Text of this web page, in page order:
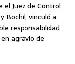
el Juez de Control
Bochil, vinculó a
responsabilidad
agravio de